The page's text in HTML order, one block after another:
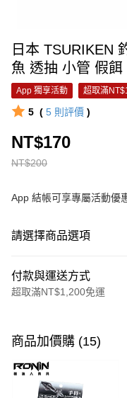
日本 TSURIKEN
App 獨享活動 超取滿
5 ( 5 則評價 )
NT$200
NT$170
App 結帳可享專屬活動優
請選擇商品選項
付款與運送方式
超取滿NT$1,200免運
信用卡一次付款
信用卡分期付款
3 期 0 利率 每期
商品加價購 (15)